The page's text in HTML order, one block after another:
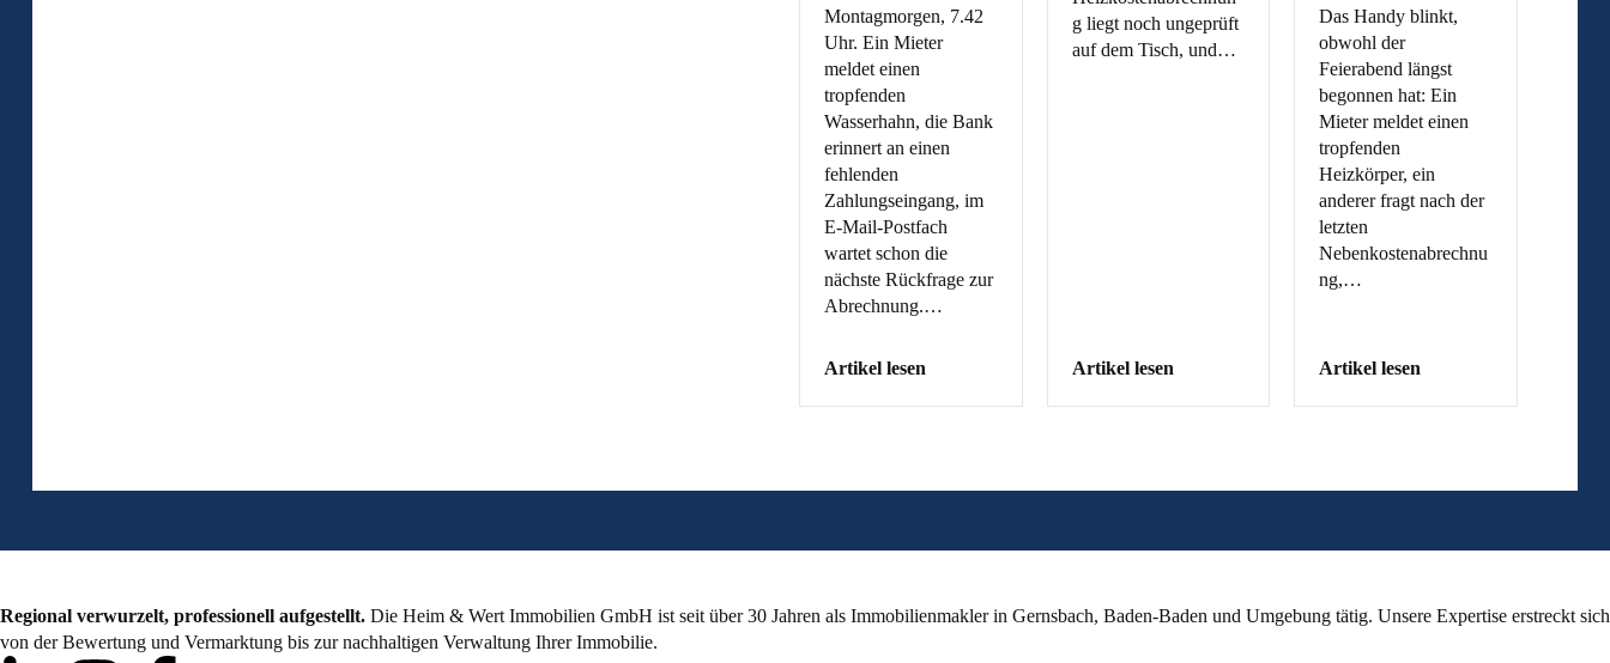
Montagmorgen, 7.42
Uhr. Ein Mieter
meldet einen
tropfenden
Wasserhahn, die Bank
erinnert an einen
fehlenden
Zahlungseingang, im
E-Mail-Postfach
wartet schon die
nächste Rückfrage zur
Abrechnung.…
Artikel lesen
g liegt noch ungeprüft
auf dem Tisch, und…
Artikel lesen
Das Handy blinkt,
obwohl der
Feierabend längst
begonnen hat: Ein
Mieter meldet einen
tropfenden
Heizkörper, ein
anderer fragt nach der
letzten
Nebenkostenabrechnu
ng,…
Artikel lesen
Regional verwurzelt, professionell aufgestellt. Die Heim & Wert Immobilien GmbH ist seit über 30 Jahren als Immobilienmaklerin Gernsbach, Baden-Baden und Umgebung tätig. Unsere Expertise erstreckt sich
von der Bewertung und Vermarktung bis zur nachhaltigen Verwaltung Ihrer Immobilie.